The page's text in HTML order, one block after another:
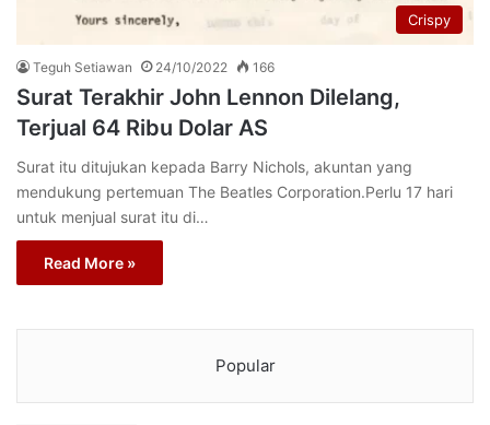
Crispy
Teguh Setiawan 24/10/2022 166
Surat Terakhir John Lennon Dilelang,
Terjual 64 Ribu Dolar AS
Surat itu ditujukan kepada Barry Nichols, akuntan yang
mendukung pertemuan The Beatles Corporation.Perlu 17 hari
untuk menjual surat itu di…
Read More »
Popular